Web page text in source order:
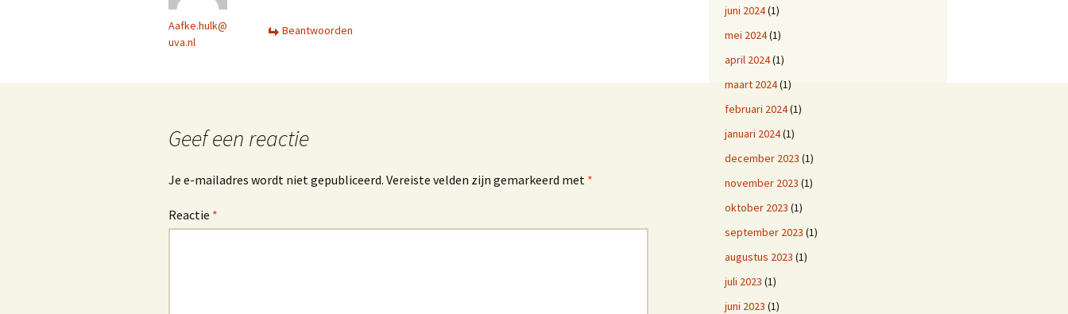
Aafke.hulk@
uva.nl
Beantwoorden
Geef een reactie
Je e-mailadres wordt niet gepubliceerd. Vereiste velden zijn gemarkeerd met *
Reactie *
juni 2024(1)
mei 2024(1)
april 2024(1)
maart 2024(1)
februari 2024(1)
januari 2024(1)
december 2023 (1)
november 2023 (1)
oktober 2023 (1)
september 2023 (1)
augustus 2023 (1)
juli 2023 (1)
juni 2023 (1)